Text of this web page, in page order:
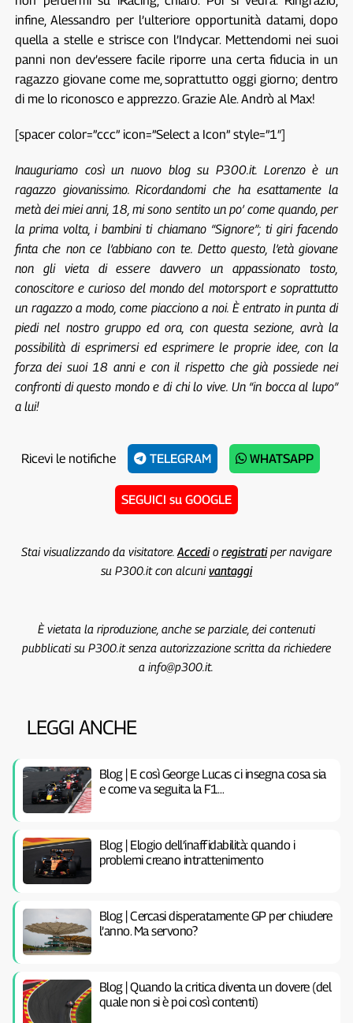
infine, Alessandro per l’ulteriore opportunità datami, dopo
quella a stelle e strisce con l’Indycar. Mettendomi nei suoi
panni non dev’essere facile riporre una certa fiducia in un
ragazzo giovane come me, soprattutto oggi giorno; dentro
di me lo riconosco e apprezzo. Grazie Ale. Andrò al Max!
[spacer color=”ccc” icon=”Select a Icon” style=”1″]
Inauguriamo così un nuovo blog su P300.it. Lorenzo è un
ragazzo giovanissimo. Ricordandomi che ha esattamente la
metà dei miei anni, 18, mi sono sentito un po’ come quando, per
la prima volta, i bambini ti chiamano “Signore”; ti giri facendo
finta che non ce l’abbiano con te. Detto questo, l’età giovane
non gli vieta di essere davvero un appassionato tosto,
conoscitore e curioso del mondo del motorsport e soprattutto
un ragazzo a modo, come piacciono a noi. È entrato in punta di
piedi nel nostro gruppo ed ora, con questa sezione, avrà la
possibilità di esprimersi ed esprimere le proprie idee, con la
forza dei suoi 18 anni e con il rispetto che già possiede nei
confronti di questo mondo e di chi lo vive. Un “in bocca al lupo”
a lui!
Ricevi le notifiche TELEGRAM WHATSAPP
SEGUICI su GOOGLE
Stai visualizzando da visitatore. Accedio registratiper navigare
su P300.it con alcunivantaggi
È vietata la riproduzione, anche se parziale, dei contenuti
pubblicati su P300.it senza autorizzazione scritta da richiedere
a info@p300.it.
LEGGI ANCHE
Blog | E così George Lucas ci insegna cosa sia
e come va seguita la F1…
Blog | Elogio dell’inaffidabilità: quando i
problemi creano intrattenimento
Blog | Cercasi disperatamente GP per chiudere
l’anno. Ma servono?
Blog | Quando la critica diventa un dovere (del
quale non si è poi così contenti)